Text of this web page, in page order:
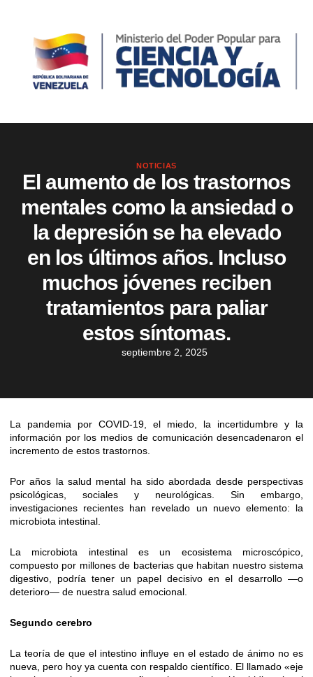
NOTICIAS
El aumento de los trastornos
mentales como la ansiedad o
la depresión se ha elevado
en los últimos años. Incluso
muchos jóvenes reciben
tratamientos para paliar
estos síntomas.
septiembre 2, 2025
La pandemia por COVID-19, el miedo, la incertidumbre y la
información por los medios de comunicación desencadenaron el
incremento de estos trastornos.
Por años la salud mental ha sido abordada desde perspectivas
psicológicas, sociales y neurológicas. Sin embargo,
investigaciones recientes han revelado un nuevo elemento: la
microbiota intestinal.
La microbiota intestinal es un ecosistema microscópico,
compuesto por millones de bacterias que habitan nuestro sistema
digestivo, podría tener un papel decisivo en el desarrollo —o
deterioro— de nuestra salud emocional.
Segundo cerebro
La teoría de que el intestino influye en el estado de ánimo no es
nueva, pero hoy ya cuenta con respaldo científico. El llamado «eje